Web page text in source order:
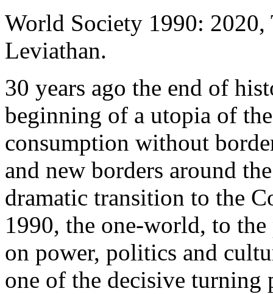
World Society 1990: 2020,
Leviathan.
30 years ago the end of
beginning of a utopia of
consumption without
and new borders around
dramatic transition to the
1990, the one-world, to the
on power, politics and
one of the decisive turning